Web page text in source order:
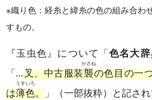
※織り色：経糸と緯糸の色の組み合わ
すもの。
『玉虫色』について「色名大
「…叉、中古服装襲
かさね
の色目の一
は薄色
うすいろ
。 」（一部抜粋）と記され